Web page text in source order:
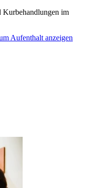
Kurbehandlungen im
Aufenthalt anzeigen